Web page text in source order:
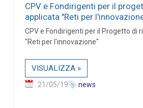
CPV e Fondirigenti per il
applicata "Reti per
CPV e Fondirigenti per il Progetto di
"Reti per l'innovazione"
VISUALIZZA »
21/05/19 news